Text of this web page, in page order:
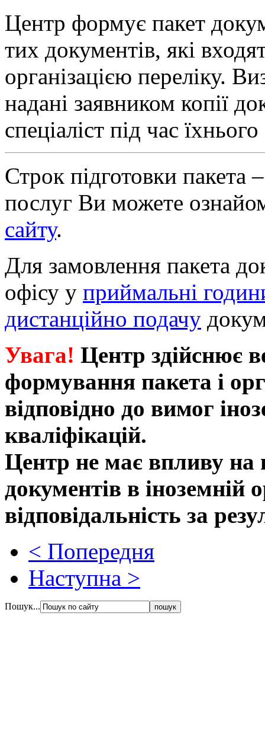
Центр формує пакет
тих документів, які
організацією переліку.
надані заявником копії
спеціаліст під час їхнього
Строк підготовки пакета
послуг Ви можете
сайту.
Для замовлення пакета
офісу у приймальні
дистанційно подачу
Увага! Центр здійснює
формування пакета і
відповідно до вимог
кваліфікацій.
Центр не має впливу на
документів в іноземній
відповідальність за
< Попередня
Наступна >
Пошук...